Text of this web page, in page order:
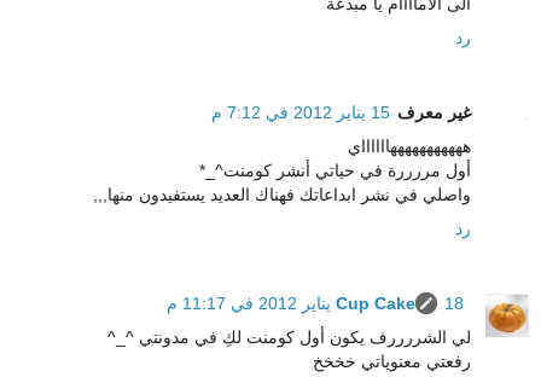
رد
غير معرف 15 يناير 2012 في 7:12 م
هههههههههههااااااي
أول مررررة في حياتي أنشر كومنت^_*
واصلي في نشر ابداعاتك فهناك العديد يستفيدون منها,,,
رد
Cup Cake
18 يناير 2012 في 11:17 م
لي الشررررف يكون أول كومنت لكِ في مدونتي ^_^
رفعتي معنوياتي خخخخ